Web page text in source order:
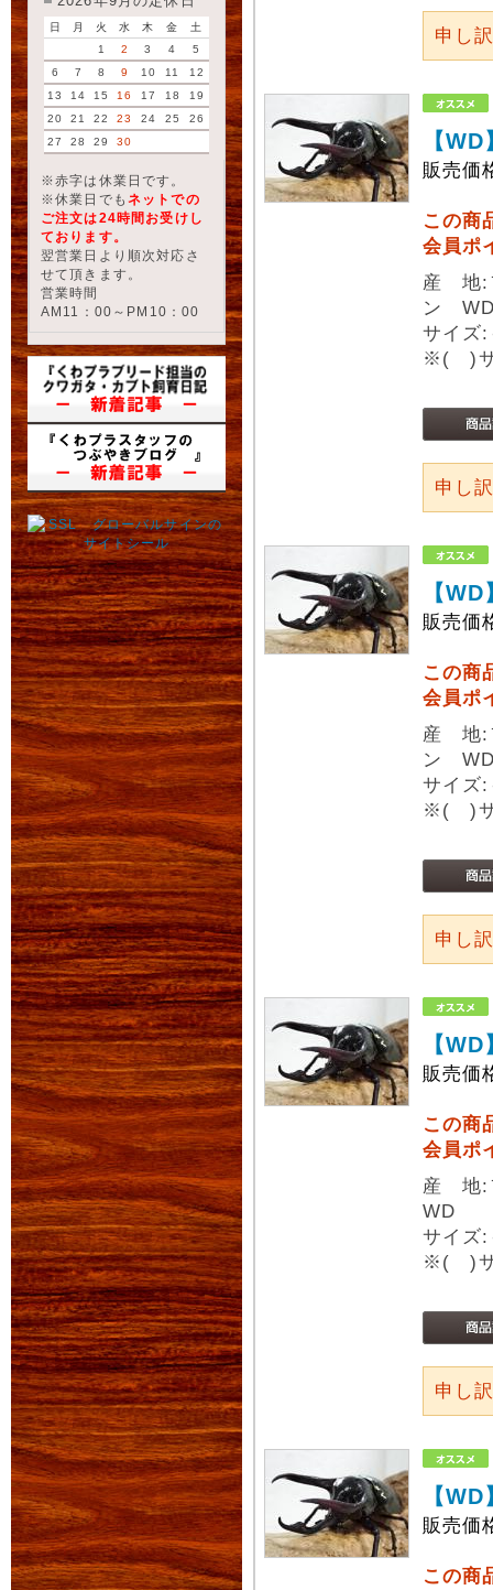
日 月 火 水 木 金
土
1
2 3 4
5
6
7 8 9 10 11
12
13
14 15 16 17 18
19
20
21 22 23 24 25
26
27
28 29 30
※赤字は休業日です。
※休業日でも ネットでの
ご注文は24時間お受けし
ております。
翌営業日より順次対応さ
せて頂きます。
営業時間
AM11：00～PM10：00
申し
【
販売価
この商
会員ポ
産 地:
ン
サイズ
※( )サ
申し
【
販売価
この商
会員ポ
産 地:
ン
サイズ
※( )サ
申し
【
販売価
この商
会員ポ
産 地:
WD
サイズ
※( )サ
申し
【
販売価
この商